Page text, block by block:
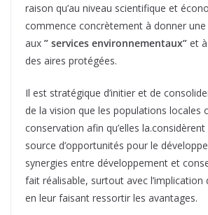
raison qu’au niveau scientifique et
commence concrètement à donner
aux ” services environnementaux” et
des aires protégées.
Il est stratégique d’initier et de
de la vision que les populations locales
conservation afin qu’elles
source d’opportunités pour le
synergies entre développement et
fait réalisable, surtout avec l’implication
en leur faisant ressortir les avantages.